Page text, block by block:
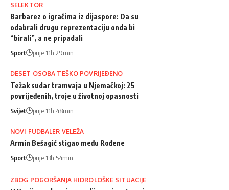
SELEKTOR
Barbarez o igračima iz dijaspore: Da su
odabrali drugu reprezentaciju onda bi
“birali”, a ne pripadali
Sport prije 11h 29min
DESET OSOBA TEŠKO POVRIJEĐENO
Težak sudar tramvaja u Njemačkoj: 25
povrijeđenih, troje u životnoj opasnosti
Svijet prije 11h 48min
NOVI FUDBALER VELEŽA
Armin Bešagić stigao među Rođene
Sport prije 13h 54min
ZBOG POGORŠANJA HIDROLOŠKE SITUACIJE